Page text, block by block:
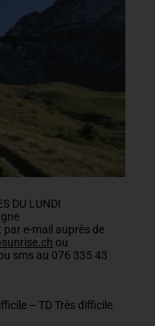
DU LUNDI
e-mail auprès de
ou
sms au 076 335 43
– TD Très difficile